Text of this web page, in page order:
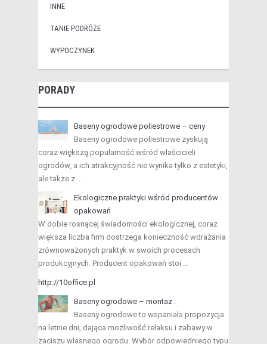
INNE
TANIE PODRÓŻE
WYPOCZYNEK
PORADY
Baseny ogrodowe poliestrowe – ceny
Baseny ogrodowe poliestrowe zyskują
coraz większą popularność wśród właścicieli
ogrodów, a ich atrakcyjność nie wynika tylko z estetyki,
ale także z …
Ekologiczne praktyki wśród producentów
opakowań
W dobie rosnącej świadomości ekologicznej, coraz
większa liczba firm dostrzega konieczność wdrażania
zrównoważonych praktyk w swoich procesach
produkcyjnych. Producent opakowań stoi …
http://10office.pl
Baseny ogrodowe – montaż .
Baseny ogrodowe to wspaniała propozycja
na letnie dni, dająca możliwość relaksu i zabawy w
zaciszu własnego ogrodu. Wybór odpowiedniego typu